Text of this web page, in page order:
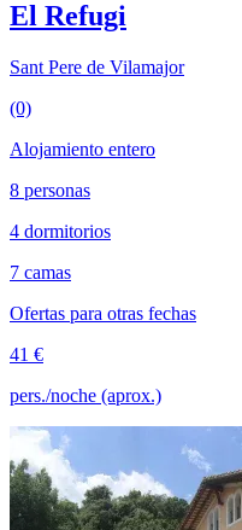
El Refugi
Sant Pere de Vilamajor
(0)
Alojamiento entero
8 personas
4 dormitorios
7 camas
Ofertas para otras fechas
41 €
pers./noche (aprox.)